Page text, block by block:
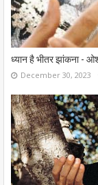
ध्यान है भीतर झांकना -
December 30, 2023